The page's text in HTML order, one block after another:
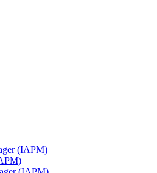
(IAPM)